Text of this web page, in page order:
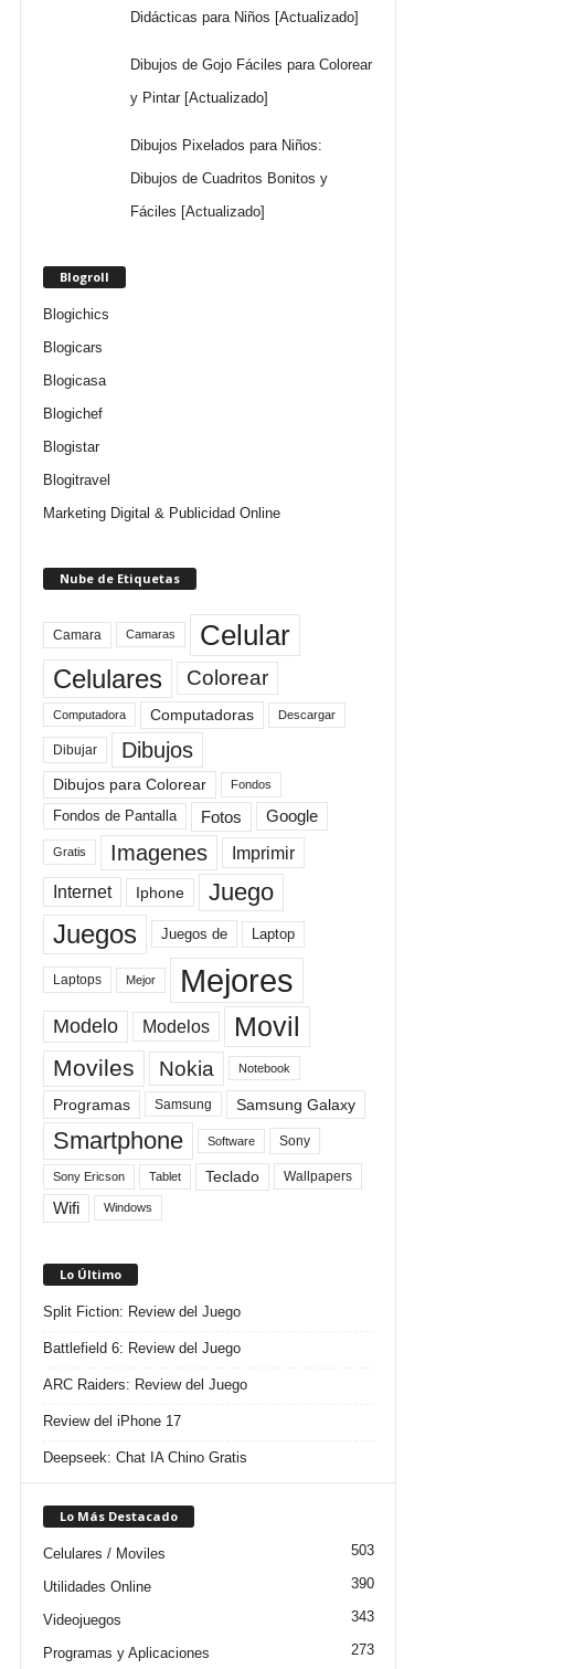
Didácticas para Niños [Actualizado]
Dibujos de Gojo Fáciles para Colorear
y Pintar [Actualizado]
Dibujos Pixelados para Niños:
Dibujos de Cuadritos Bonitos y
Fáciles [Actualizado]
Blogroll
Blogichics
Blogicars
Blogicasa
Blogichef
Blogistar
Blogitravel
Marketing Digital & Publicidad Online
Nube de Etiquetas
Camara Camaras Celular
Celulares Colorear
Computadora Computadoras Descargar
Dibujar Dibujos
Dibujos para Colorear Fondos
Fondos de Pantalla Fotos Google
Gratis Imagenes Imprimir
Internet Iphone Juego
Juegos Juegos de Laptop
Laptops Mejor Mejores
Modelo Modelos Movil
Moviles Nokia Notebook
Programas Samsung Samsung Galaxy
Smartphone Software Sony
Sony Ericson Tablet Teclado Wallpapers
Wifi Windows
Lo Último
Split Fiction: Review del Juego
Battlefield 6: Review del Juego
ARC Raiders: Review del Juego
Review del iPhone 17
Deepseek: Chat IA Chino Gratis
Lo Más Destacado
Celulares / Moviles 503
Utilidades Online 390
Videojuegos 343
Programas y Aplicaciones 273